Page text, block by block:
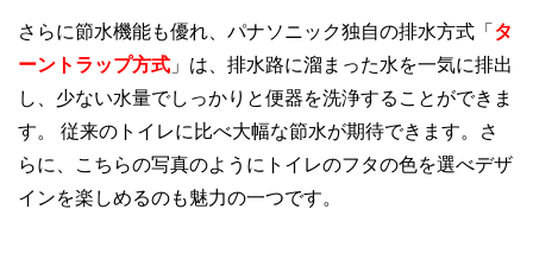
さらに節水機能も優れ、パナソニック独自の排水方式「 タ
ーントラップ方式 」は、排水路に溜まった水を一気に排出
し、少ない水量でしっかりと便器を洗浄することができま
す。 従来のトイレに比べ大幅な節水が期待できます。さ
らに、こちらの写真のようにトイレのフタの色を選べデザ
インを楽しめるのも魅力の一つです。